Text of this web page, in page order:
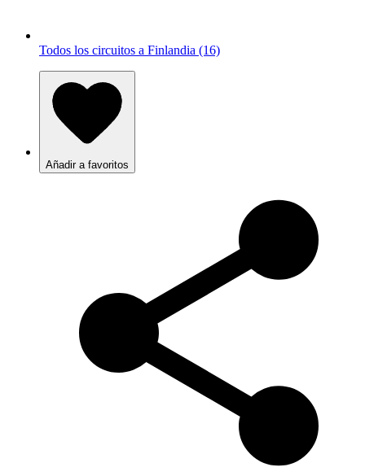
Todos los circuitos a Finlandia (16)
Añadir a favoritos